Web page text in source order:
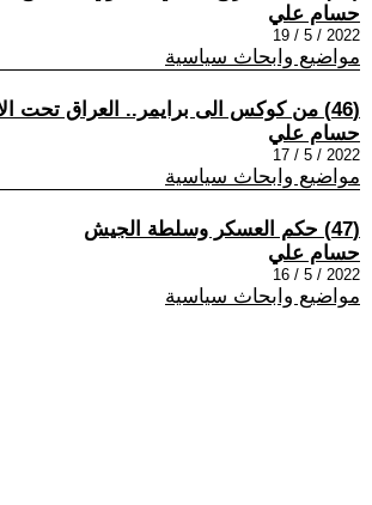
حسام علي
2022 / 5 / 19
مواضيع وابحاث سياسية
(46) من كوكس الى برايمر.. العراق تحت الانتداب
حسام علي
2022 / 5 / 17
مواضيع وابحاث سياسية
(47) حكم العسكر وسلطة الجيش
حسام علي
2022 / 5 / 16
مواضيع وابحاث سياسية